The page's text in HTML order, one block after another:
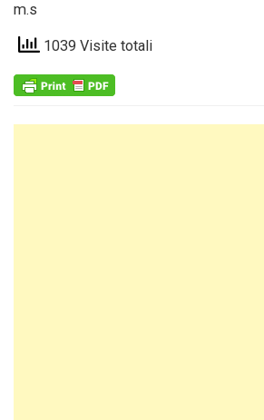
m.s
1039 Visite totali